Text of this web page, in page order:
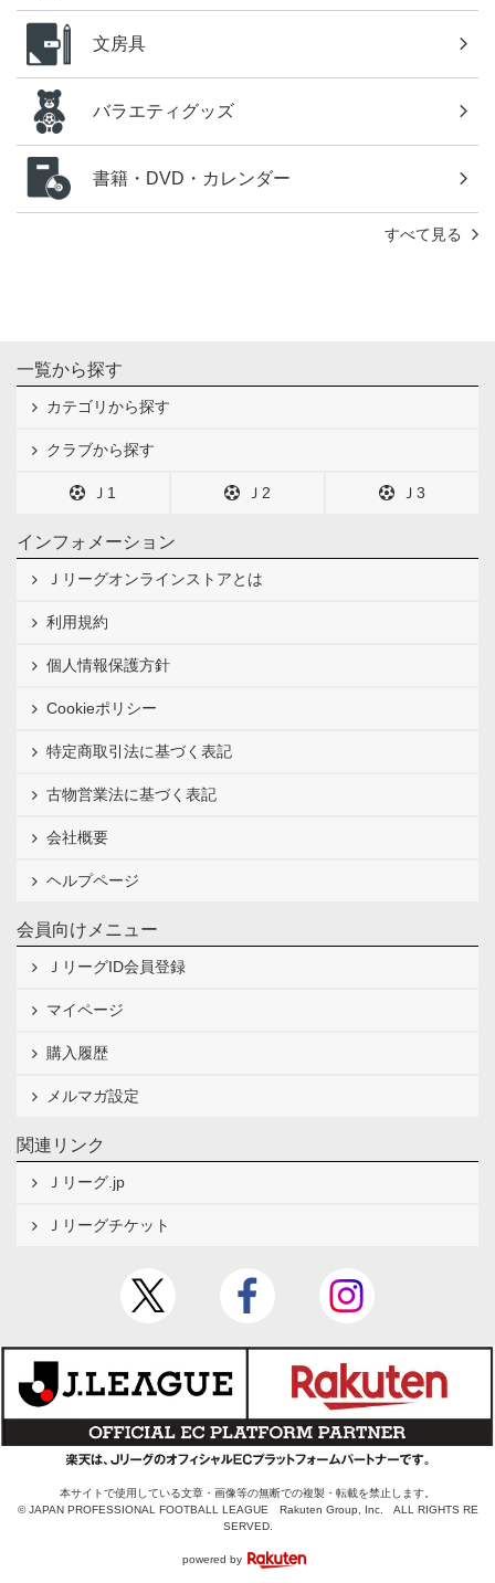
文房具
バラエティグッズ
書籍・DVD・カレンダー
すべて見る
一覧から探す
カテゴリから探す
クラブから探す
Ｊ1 Ｊ2 Ｊ3
インフォメーション
Ｊリーグオンラインストアとは
利用規約
個人情報保護方針
Cookieポリシー
特定商取引法に基づく表記
古物営業法に基づく表記
会社概要
ヘルプページ
会員向けメニュー
ＪリーグID会員登録
マイページ
購入履歴
メルマガ設定
関連リンク
Ｊリーグ.jp
Ｊリーグチケット
本サイトで使用している文章・画像等の無断での複製・転載を禁止します。
© JAPAN PROFESSIONAL FOOTBALL LEAGUE Rakuten Group, Inc. ALL RIGHTS RE
SERVED.
powered by